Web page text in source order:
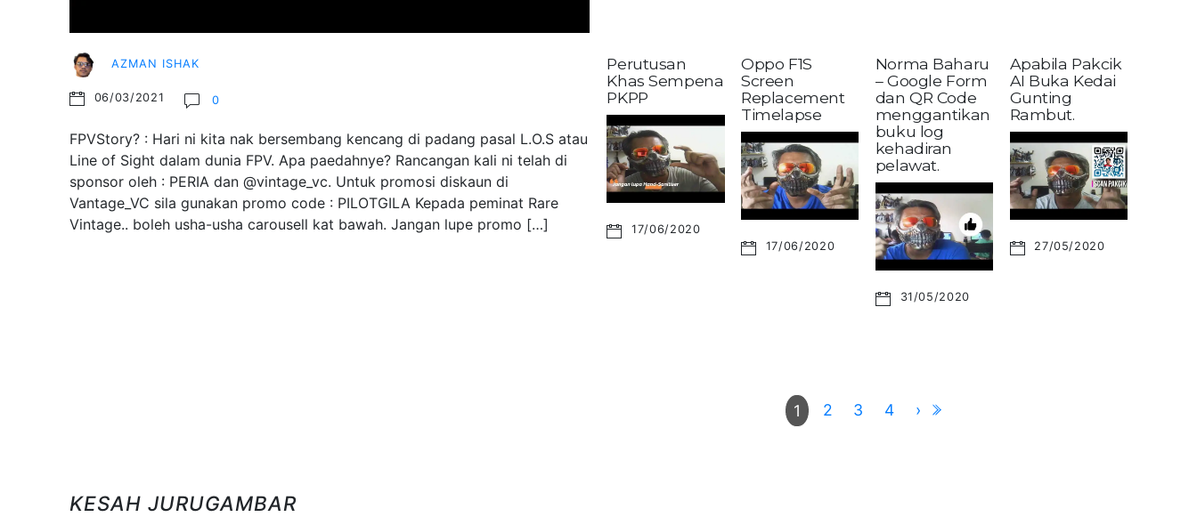
AZMAN ISHAK
06/03/2021 0
FPVStory? : Hari ni kita nak bersembang kencang di padang pasal L.O.S atau
Line of Sight dalam dunia FPV. Apa paedahnye? Rancangan kali ni telah di
sponsor oleh : PERIA dan @vintage_vc. Untuk promosi diskaun di
Vantage_VC sila gunakan promo code : PILOTGILA Kepada peminat Rare
Vintage.. boleh usha-usha carousell kat bawah. Jangan lupe promo […]
Perutusan
Khas Sempena
PKPP
17/06/2020
Oppo F1S
Screen
Replacement
Timelapse
17/06/2020
Norma Baharu
– Google Form
dan QR Code
menggantikan
buku log
kehadiran
pelawat.
31/05/2020
Apabila Pakcik
AI Buka Kedai
Gunting
Rambut.
27/05/2020
1 2 3 4 ›
KESAH JURUGAMBAR